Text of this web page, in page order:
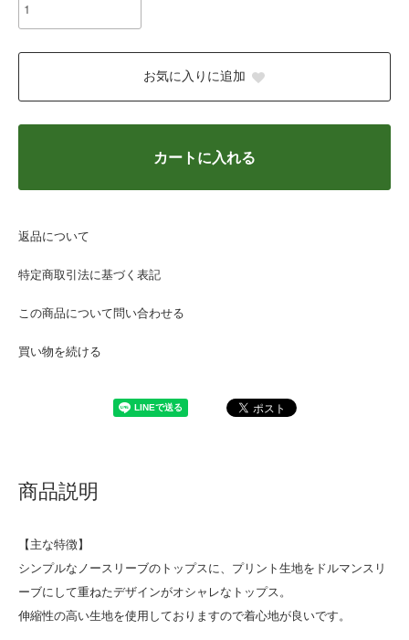
お気に入りに追加
カートに入れる
返品について
特定商取引法に基づく表記
この商品について問い合わせる
買い物を続ける
商品説明
【主な特徴】
シンプルなノースリーブのトップスに、プリント生地をドルマンスリ
ーブにして重ねたデザインがオシャレなトップス。
伸縮性の高い生地を使用しておりますので着心地が良いです。